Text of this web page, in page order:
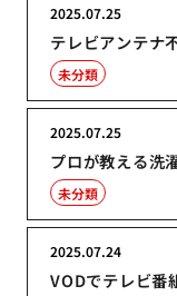
テレビアンテナ
2025.07.25
未分類
プロが教える洗
2025.07.25
未分類
VODでテレビ番
2025.07.24